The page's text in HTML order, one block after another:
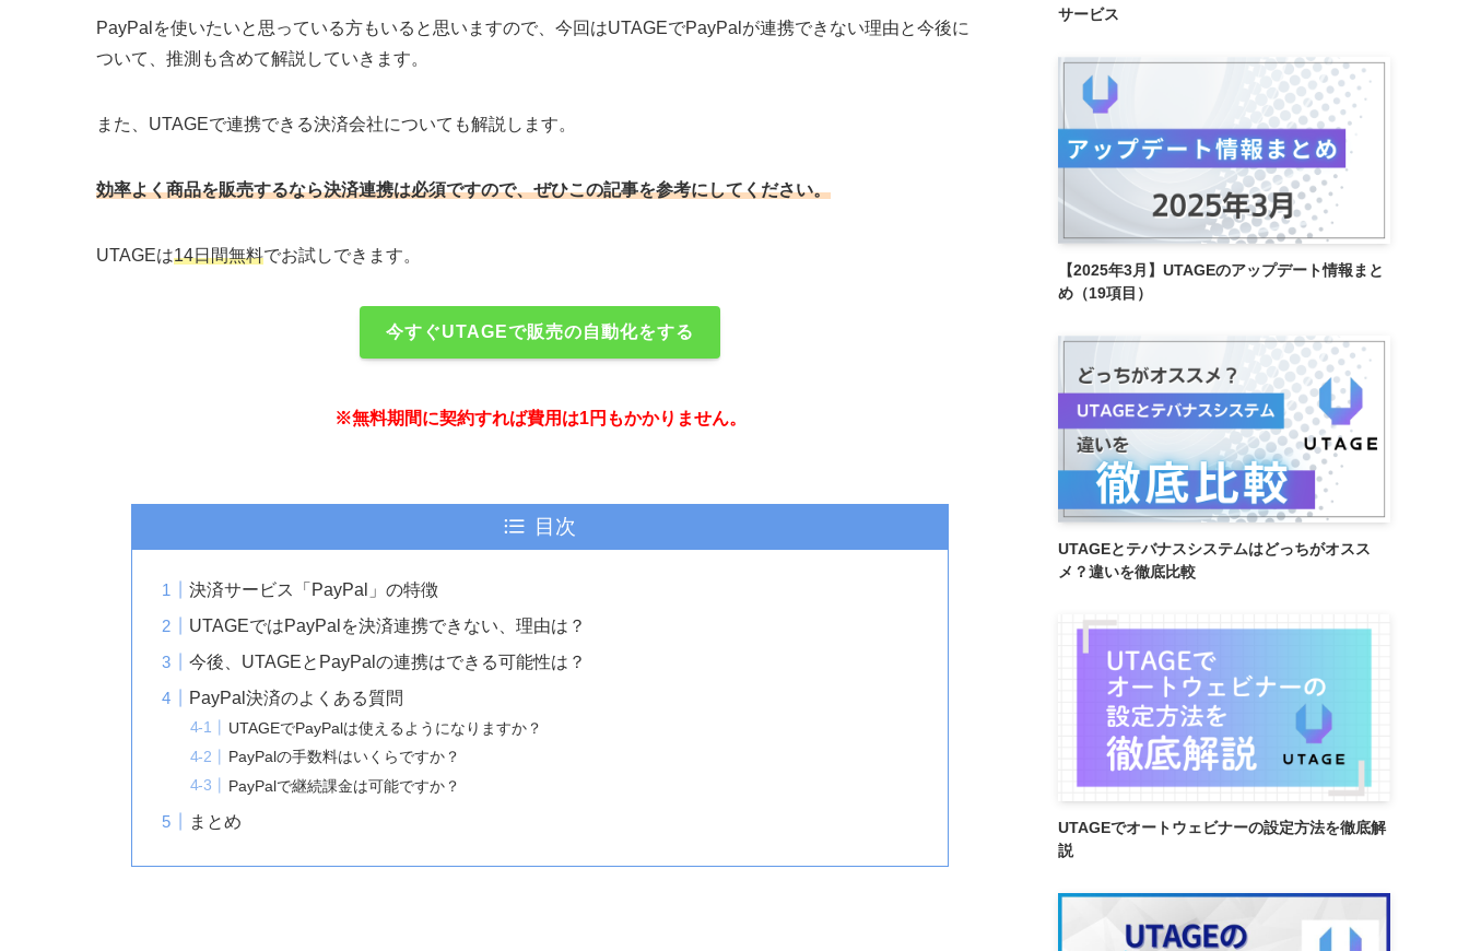
PayPalを使いたいと思っている方もいると思いますので、今回はUTAGEでPayPalが連携できない理由と今後に
ついて、推測も含めて解説していきます。
また、UTAGEで連携できる決済会社についても解説します。
効率よく商品を販売するなら決済連携は必須ですので、ぜひこの記事を参考にしてください。
UTAGEは14日間無料でお試しできます。
今すぐUTAGEで販売の自動化をする
※無料期間に契約すれば費用は1円もかかりません。
目次
決済サービス「PayPal」の特徴
UTAGEではPayPalを決済連携できない、理由は？
今後、UTAGEとPayPalの連携はできる可能性は？
PayPal決済のよくある質問
UTAGEでPayPalは使えるようになりますか？
PayPalの手数料はいくらですか？
PayPalで継続課金は可能ですか？
まとめ
サービス
【2025年3月】UTAGEのアップデート情報まと
め（19項目）
UTAGEとテバナスシステムはどっちがオスス
メ？違いを徹底比較
UTAGEでオートウェビナーの設定方法を徹底解
説